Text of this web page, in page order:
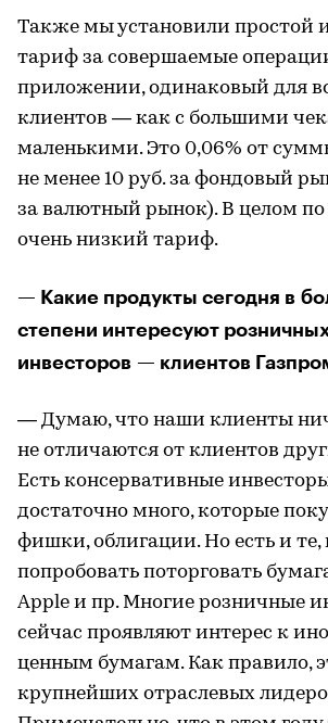
Также мы установили простой
тариф за совершаемые
приложении, одинаковый для
клиентов — как с большими
маленькими. Это 0,06% от
не менее 10 руб. за фондовый
за валютный рынок). В целом
очень низкий тариф.
— Какие продукты сегодня в
степени интересуют
инвесторов — клиентов
— Думаю, что наши клиенты
не отличаются от клиентов
Есть консервативные
достаточно много, которые
фишки, облигации. Но есть и те,
попробовать поторговать
Apple и пр. Многие розничные
сейчас проявляют интерес к
ценным бумагам. Как правило,
крупнейших отраслевых